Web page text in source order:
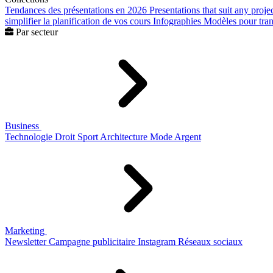
Tendances des présentations en 2026 Presentations that suit any
simplifier la planification de vos cours Infographies Modèles pour
Par secteur
Business
Technologie Droit Sport Architecture Mode Argent
Marketing
Newsletter Campagne publicitaire Instagram Réseaux sociaux